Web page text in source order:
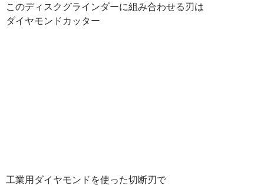
このディスクグラインダーに組み合わせる刃は
ダイヤモンドカッター
工業用ダイヤモンドを使った切断刃で